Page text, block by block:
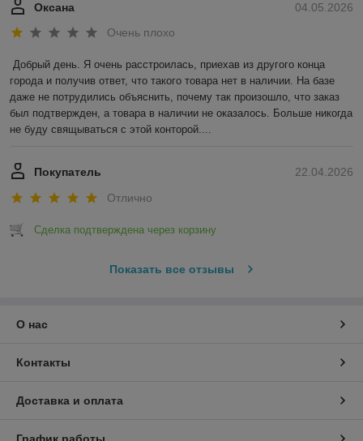
04.05.2026
Оксана
Очень плохо
Добрый день. Я очень расстроилась, приехав из другого конца
города и получив ответ, что такого товара нет в наличии. На базе
даже не потрудились объяснить, почему так произошло, что заказ
был подтвержден, а товара в наличии не оказалось. Больше никогда
не буду свящываться с этой конторой....
22.04.2026
Покупатель
Отлично
Сделка подтверждена через корзину
Показать все отзывы
О нас
Контакты
Доставка и оплата
График работы